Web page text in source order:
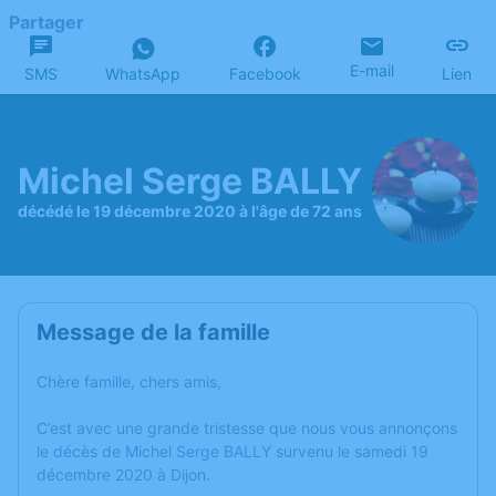
Partager
SMS WhatsApp Facebook E-mail Lien
Michel Serge BALLY
décédé le 19 décembre 2020 à l'âge de 72 ans
Message de la famille
Chère famille, chers amis,
C’est avec une grande tristesse que nous vous annonçons
le décès de Michel Serge BALLY survenu le samedi 19
décembre 2020 à Dijon.